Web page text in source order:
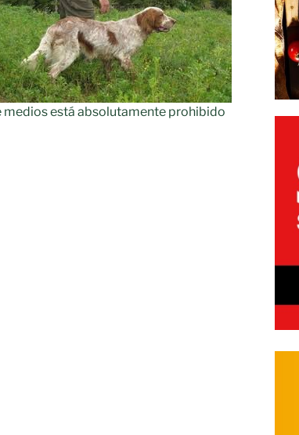
medios está absolutamente prohibido